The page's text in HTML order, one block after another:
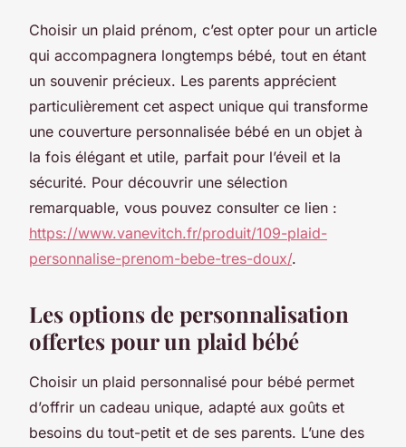
Choisir un plaid prénom, c’est opter pour un article
qui accompagnera longtemps bébé, tout en étant
un souvenir précieux. Les parents apprécient
particulièrement cet aspect unique qui transforme
une couverture personnalisée bébé en un objet à
la fois élégant et utile, parfait pour l’éveil et la
sécurité. Pour découvrir une sélection
remarquable, vous pouvez consulter ce lien :
https://www.vanevitch.fr/produit/109-plaid-
personnalise-prenom-bebe-tres-doux/.
Les options de personnalisation
offertes pour un plaid bébé
Choisir un plaid personnalisé pour bébé permet
d’offrir un cadeau unique, adapté aux goûts et
besoins du tout-petit et de ses parents. L’une des